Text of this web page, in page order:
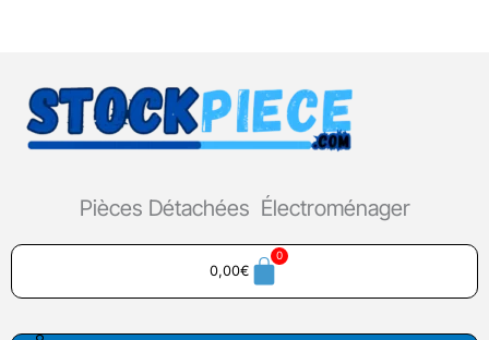
contenu
Pièces Détachées Électroménager
0,00€